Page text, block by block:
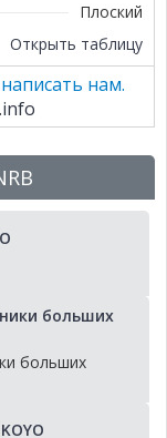
Плоский
Открыть таблицу
нам.
больших